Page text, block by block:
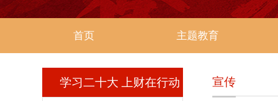
首页 主题教育
学习二十大 上财在行动 宣传